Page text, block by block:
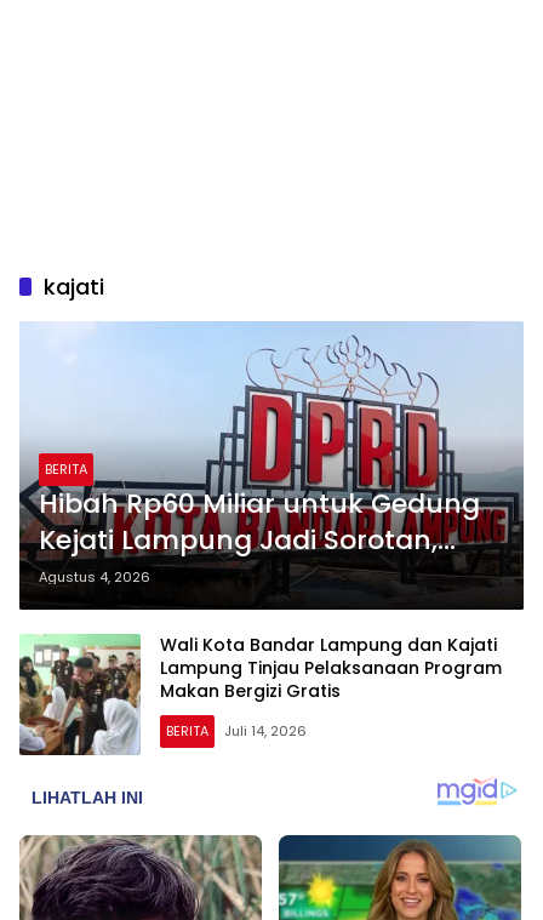
kajati
BERITA
Hibah Rp60 Miliar untuk Gedung
Kejati Lampung Jadi Sorotan,
Publik Pertanyakan Fungsi
Pengawasan DPRD Bandar
Lampung
Agustus 4, 2026
Wali Kota Bandar Lampung dan Kajati
Lampung Tinjau Pelaksanaan Program
Makan Bergizi Gratis
BERITA Juli 14, 2026